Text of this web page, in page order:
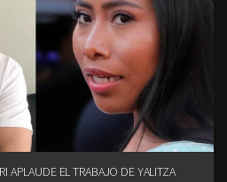
APLAUDE EL TRABAJO DE YALITZA